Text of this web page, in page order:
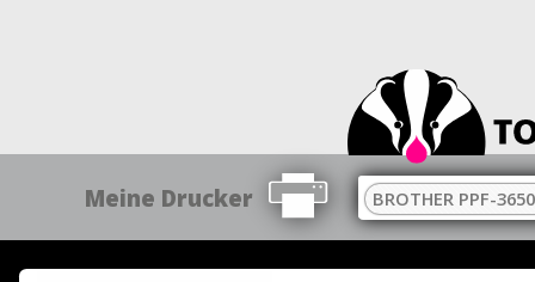
Meine Drucker BROTHER PPF-